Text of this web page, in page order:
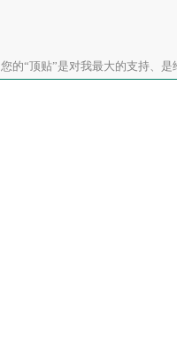
您的“顶贴”是对我最大的支持、